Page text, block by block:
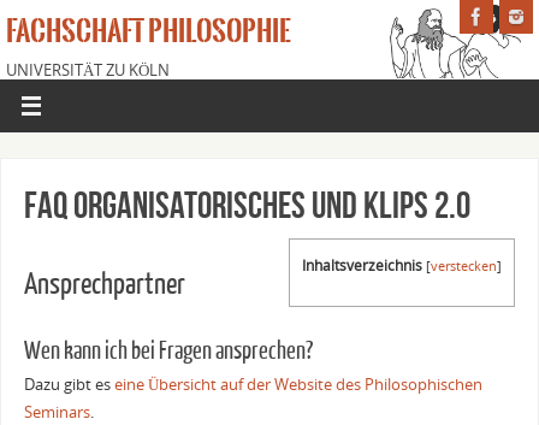
FACHSCHAFT PHILOSOPHIE
UNIVERSITÄT ZU KÖLN
FAQ Organisatorisches und KLIPS 2.0
Inhaltsverzeichnis [verstecken]
Ansprechpartner
Wen kann ich bei Fragen ansprechen?
Dazu gibt eseine Übersicht auf der Website des Philosophischen
Seminars.